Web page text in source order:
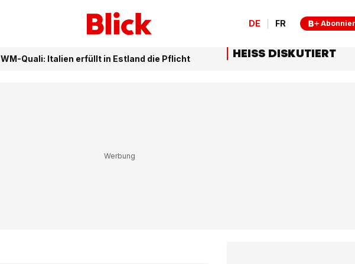
DE FR
WM-Quali: Italien erfüllt in Estland die Pflicht HEISS DISKUTIERT